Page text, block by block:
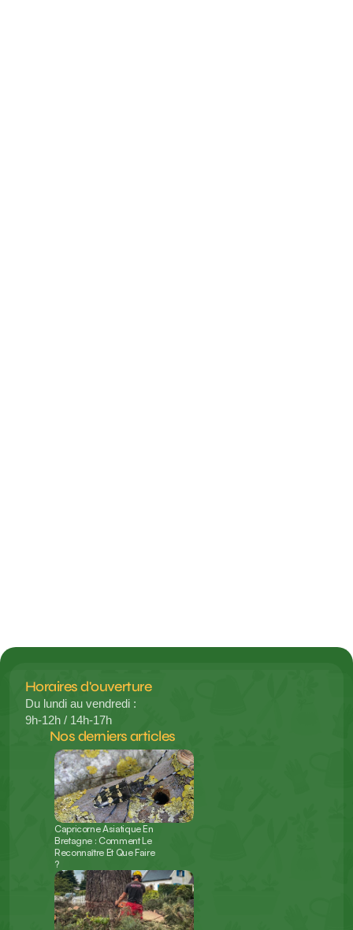
Horaires d'ouverture
Du lundi au vendredi :
9h-12h / 14h-17h
Nos derniers articles
Capricorne Asiatique En
Bretagne : Comment Le
Reconnaître Et Que Faire
?